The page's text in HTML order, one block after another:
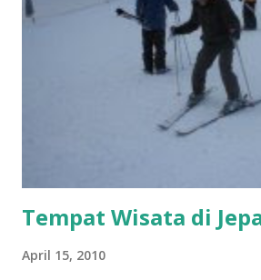
Tempat Wisata di
April 15, 2010